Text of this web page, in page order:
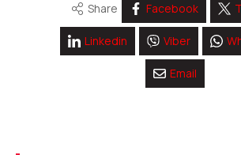
Share Facebook
Linkedin Viber
Email